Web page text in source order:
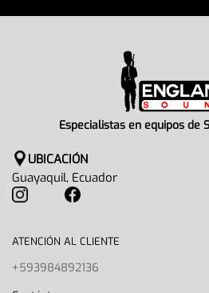
Especialistas en equipos de
UBICACIÓN
Guayaquil, Ecuador
ATENCIÓN AL CLIENTE
+593984892136